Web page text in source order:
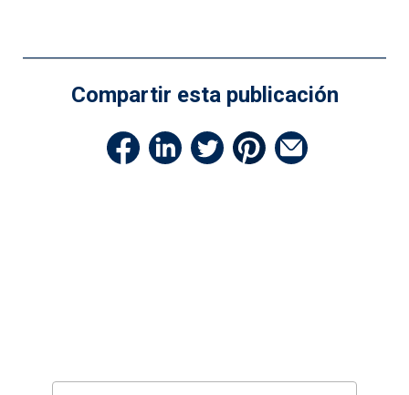
Compartir esta publicación